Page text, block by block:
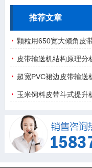
推荐文章
颗粒用650宽大倾角皮
皮带输送机结构原理分
超宽PVC裙边皮带输送
玉米饲料皮带斗式提升